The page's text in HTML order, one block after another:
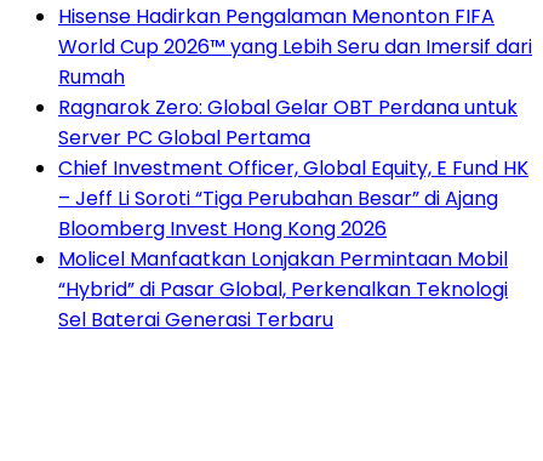
Hisense Hadirkan Pengalaman Menonton FIFA
World Cup 2026™ yang Lebih Seru dan Imersif dari
Rumah
Ragnarok Zero: Global Gelar OBT Perdana untuk
Server PC Global Pertama
Chief Investment Officer, Global Equity, E Fund HK
– Jeff Li Soroti “Tiga Perubahan Besar” di Ajang
Bloomberg Invest Hong Kong 2026
Molicel Manfaatkan Lonjakan Permintaan Mobil
“Hybrid” di Pasar Global, Perkenalkan Teknologi
Sel Baterai Generasi Terbaru